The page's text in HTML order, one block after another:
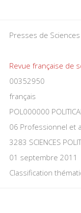
Presses de Sciences
Revue française de
00352950
français
POL000000
06 Professionnel et
3283 SCIENCES
01 septembre 2011
Classification